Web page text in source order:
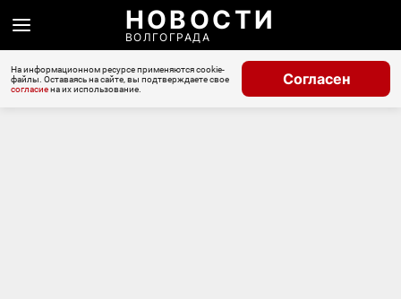
НОВОСТИ
ВОЛГОГРАДА
На информационном ресурсе применяются cookie-
файлы. Оставаясь на сайте, вы подтверждаете свое
согласиена их использование.
Согласен